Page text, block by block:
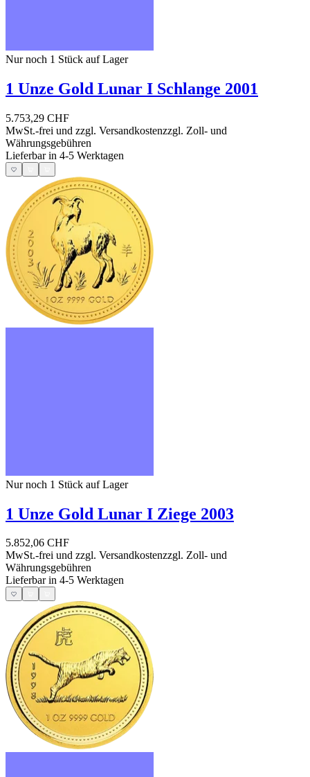
Nur noch 1 Stück auf Lager
1 Unze Gold Lunar I Schlange 2001
5.753,29 CHF
MwSt.-frei und zzgl. Versandkostenzzgl. Zoll- und
Währungsgebühren
Lieferbar in 4-5 Werktagen
Nur noch 1 Stück auf Lager
1 Unze Gold Lunar I Ziege 2003
5.852,06 CHF
MwSt.-frei und zzgl. Versandkostenzzgl. Zoll- und
Währungsgebühren
Lieferbar in 4-5 Werktagen